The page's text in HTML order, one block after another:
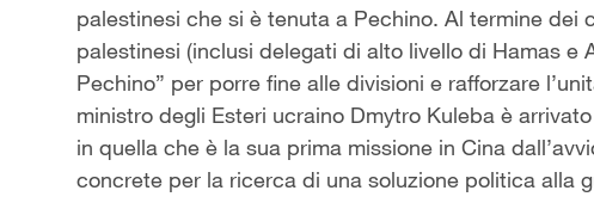
palestinesi che si è tenuta a Pechino. Al termine dei
palestinesi (inclusi delegati di alto livello di Hamas e
Pechino” per porre fine alle divisioni e rafforzare
ministro degli Esteri ucraino Dmytro Kuleba è
in quella che è la sua prima missione in Cina
concrete per la ricerca di una soluzione politica alla